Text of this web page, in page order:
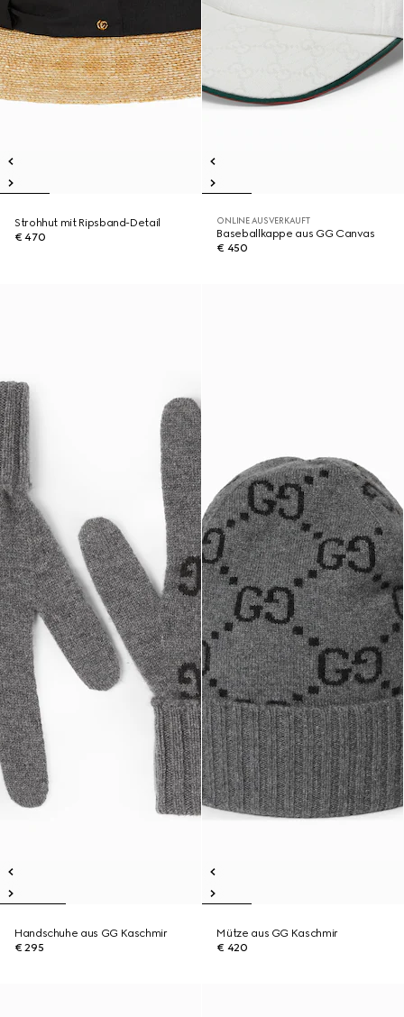
Strohhut mit Ripsband-Detail
€ 470
ONLINE AUSVERKAUFT
Baseballkappe aus GG Canvas
€ 450
Handschuhe aus GG Kaschmir
€ 295
Mütze aus GG Kaschmir
€ 420